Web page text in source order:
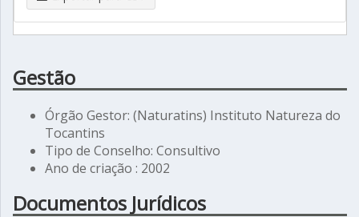
Gestão
Órgão Gestor: (Naturatins) Instituto Natureza do
Tocantins
Tipo de Conselho: Consultivo
Ano de criação : 2002
Documentos Jurídicos